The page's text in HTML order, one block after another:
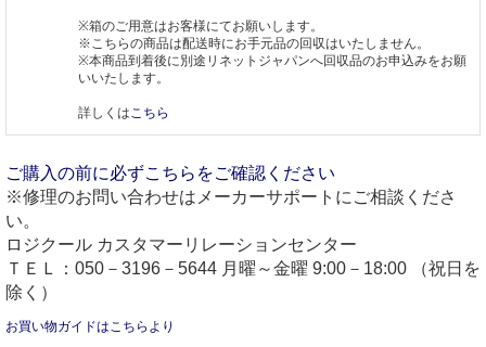
※箱のご用意はお客様にてお願いします。
※こちらの商品は配送時にお手元品の回収はいたしません。
※本商品到着後に別途リネットジャパンへ回収品のお申込みをお願
いいたします。
詳しくはこちら
ご購入の前に必ずこちらをご確認ください
※修理のお問い合わせはメーカーサポートにご相談くださ
い。
ロジクール カスタマーリレーションセンター
ＴＥＬ：050－3196－5644 月曜～金曜 9:00－18:00 （祝日を
除く）
お買い物ガイドはこちらより